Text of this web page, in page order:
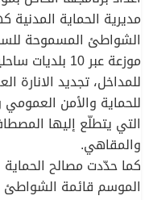
مديرية الحماية
موزعة عبر 10
للمداخل، تجديد
للحماية والأمن
التي يتطلّع إليها
والمقاهي.
كما حدّدت مصالح
الموسم قائمة الشواطئ